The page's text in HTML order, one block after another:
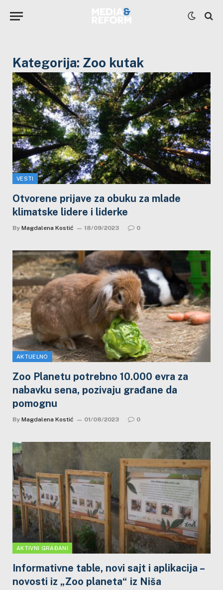
Kategorija: Zoo kutak
VESTI
Otvorene prijave za obuku za mlade
klimatske lidere i liderke
By Magdalena Kostić 18/09/2023 0
AKTUELNO
Zoo Planetu potrebno 10.000 evra za
nabavku sena, pozivaju građane da
pomognu
By Magdalena Kostić 01/08/2023 0
AKTIVNI GRAĐANI
Informativne table, novi sajt i aplikacija –
novosti iz „Zoo planeta“ iz Niša